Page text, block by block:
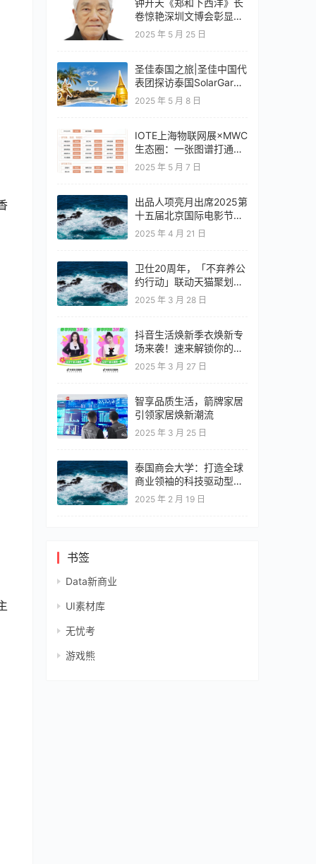
钟开天《郑和下西洋》长
卷惊艳深圳文博会彰显云
南文化自信
2025 年 5 月 25 日
圣佳泰国之旅|圣佳中国代
表团探访泰国SolarGard
旗舰店
2025 年 5 月 8 日
IOTE上海物联网展×MWC
生态圈：一张图谱打通移
动通信+物联网产业全链
2025 年 5 月 7 日
出品人项亮月出席2025第
十五届北京国际电影节开
幕式红毯惊艳亮相
2025 年 4 月 21 日
卫仕20周年，「不弃养公
约行动」联动天猫聚划算
欢聚日
2025 年 3 月 28 日
抖音生活焕新季衣焕新专
场来袭！速来解锁你的春
日OOTD！
2025 年 3 月 27 日
智享品质生活，箭牌家居
引领家居焕新潮流
2025 年 3 月 25 日
泰国商会大学：打造全球
商业领袖的科技驱动型教
育高地
2025 年 2 月 19 日
书签
Data新商业
UI素材库
无忧考
游戏熊